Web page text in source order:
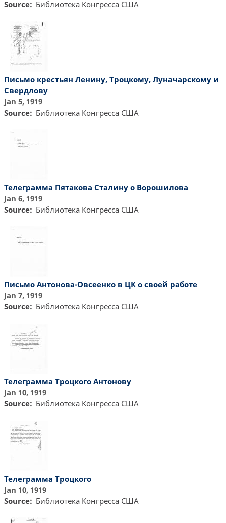
Source Библиотекa Конгресса США
Письмо крестьян Ленину, Троцкому, Луначарскому и
Свердлову
Jan 5, 1919
Source
Библиотекa Конгресса США
Телеграмма Пятакова Сталину о Ворошилова
Jan 6, 1919
Source
Библиотекa Конгресса США
Письмо Антонова-Овсеенко в ЦК о своей работе
Jan 7, 1919
Source
Библиотекa Конгресса США
Телеграмма Троцкого Антонову
Jan 10, 1919
Source
Библиотекa Конгресса США
Телеграмма Троцкого
Jan 10, 1919
Source
Библиотекa Конгресса США